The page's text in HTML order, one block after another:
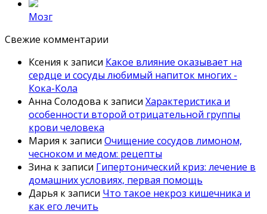
Мозг
Свежие комментарии
Ксения к записи Какое влияние оказывает на
сердце и сосуды любимый напиток многих -
Кока-Кола
Анна Солодова к записи Характеристика и
особенности второй отрицательной группы
крови человека
Мария к записи Очищение сосудов лимоном,
чесноком и медом: рецепты
Зина к записи Гипертонический криз: лечение в
домашних условиях, первая помощь
Дарья к записи Что такое некроз кишечника и
как его лечить